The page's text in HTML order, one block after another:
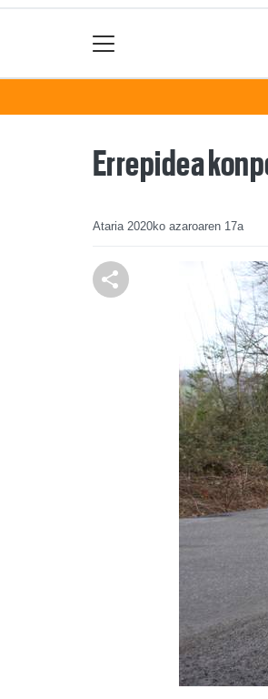
Errepidea
Ataria 2020ko azaroaren 17a